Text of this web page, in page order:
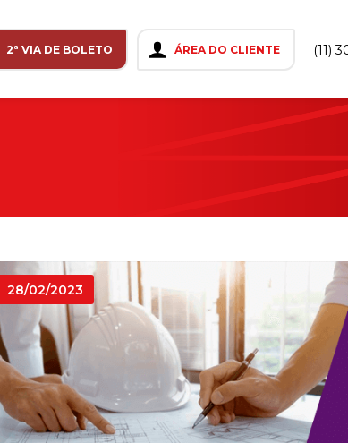
2ª VIA DE BOLETO ÁREA DO CLIENTE (11)
28/02/2023